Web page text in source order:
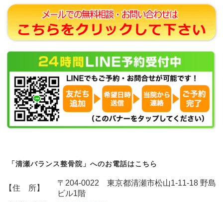
「清瀬バランス整骨院」へのお電話はこちら
【住 所】
〒204-0022 東京都清瀬市松山1-11-18 野島
ビル1階